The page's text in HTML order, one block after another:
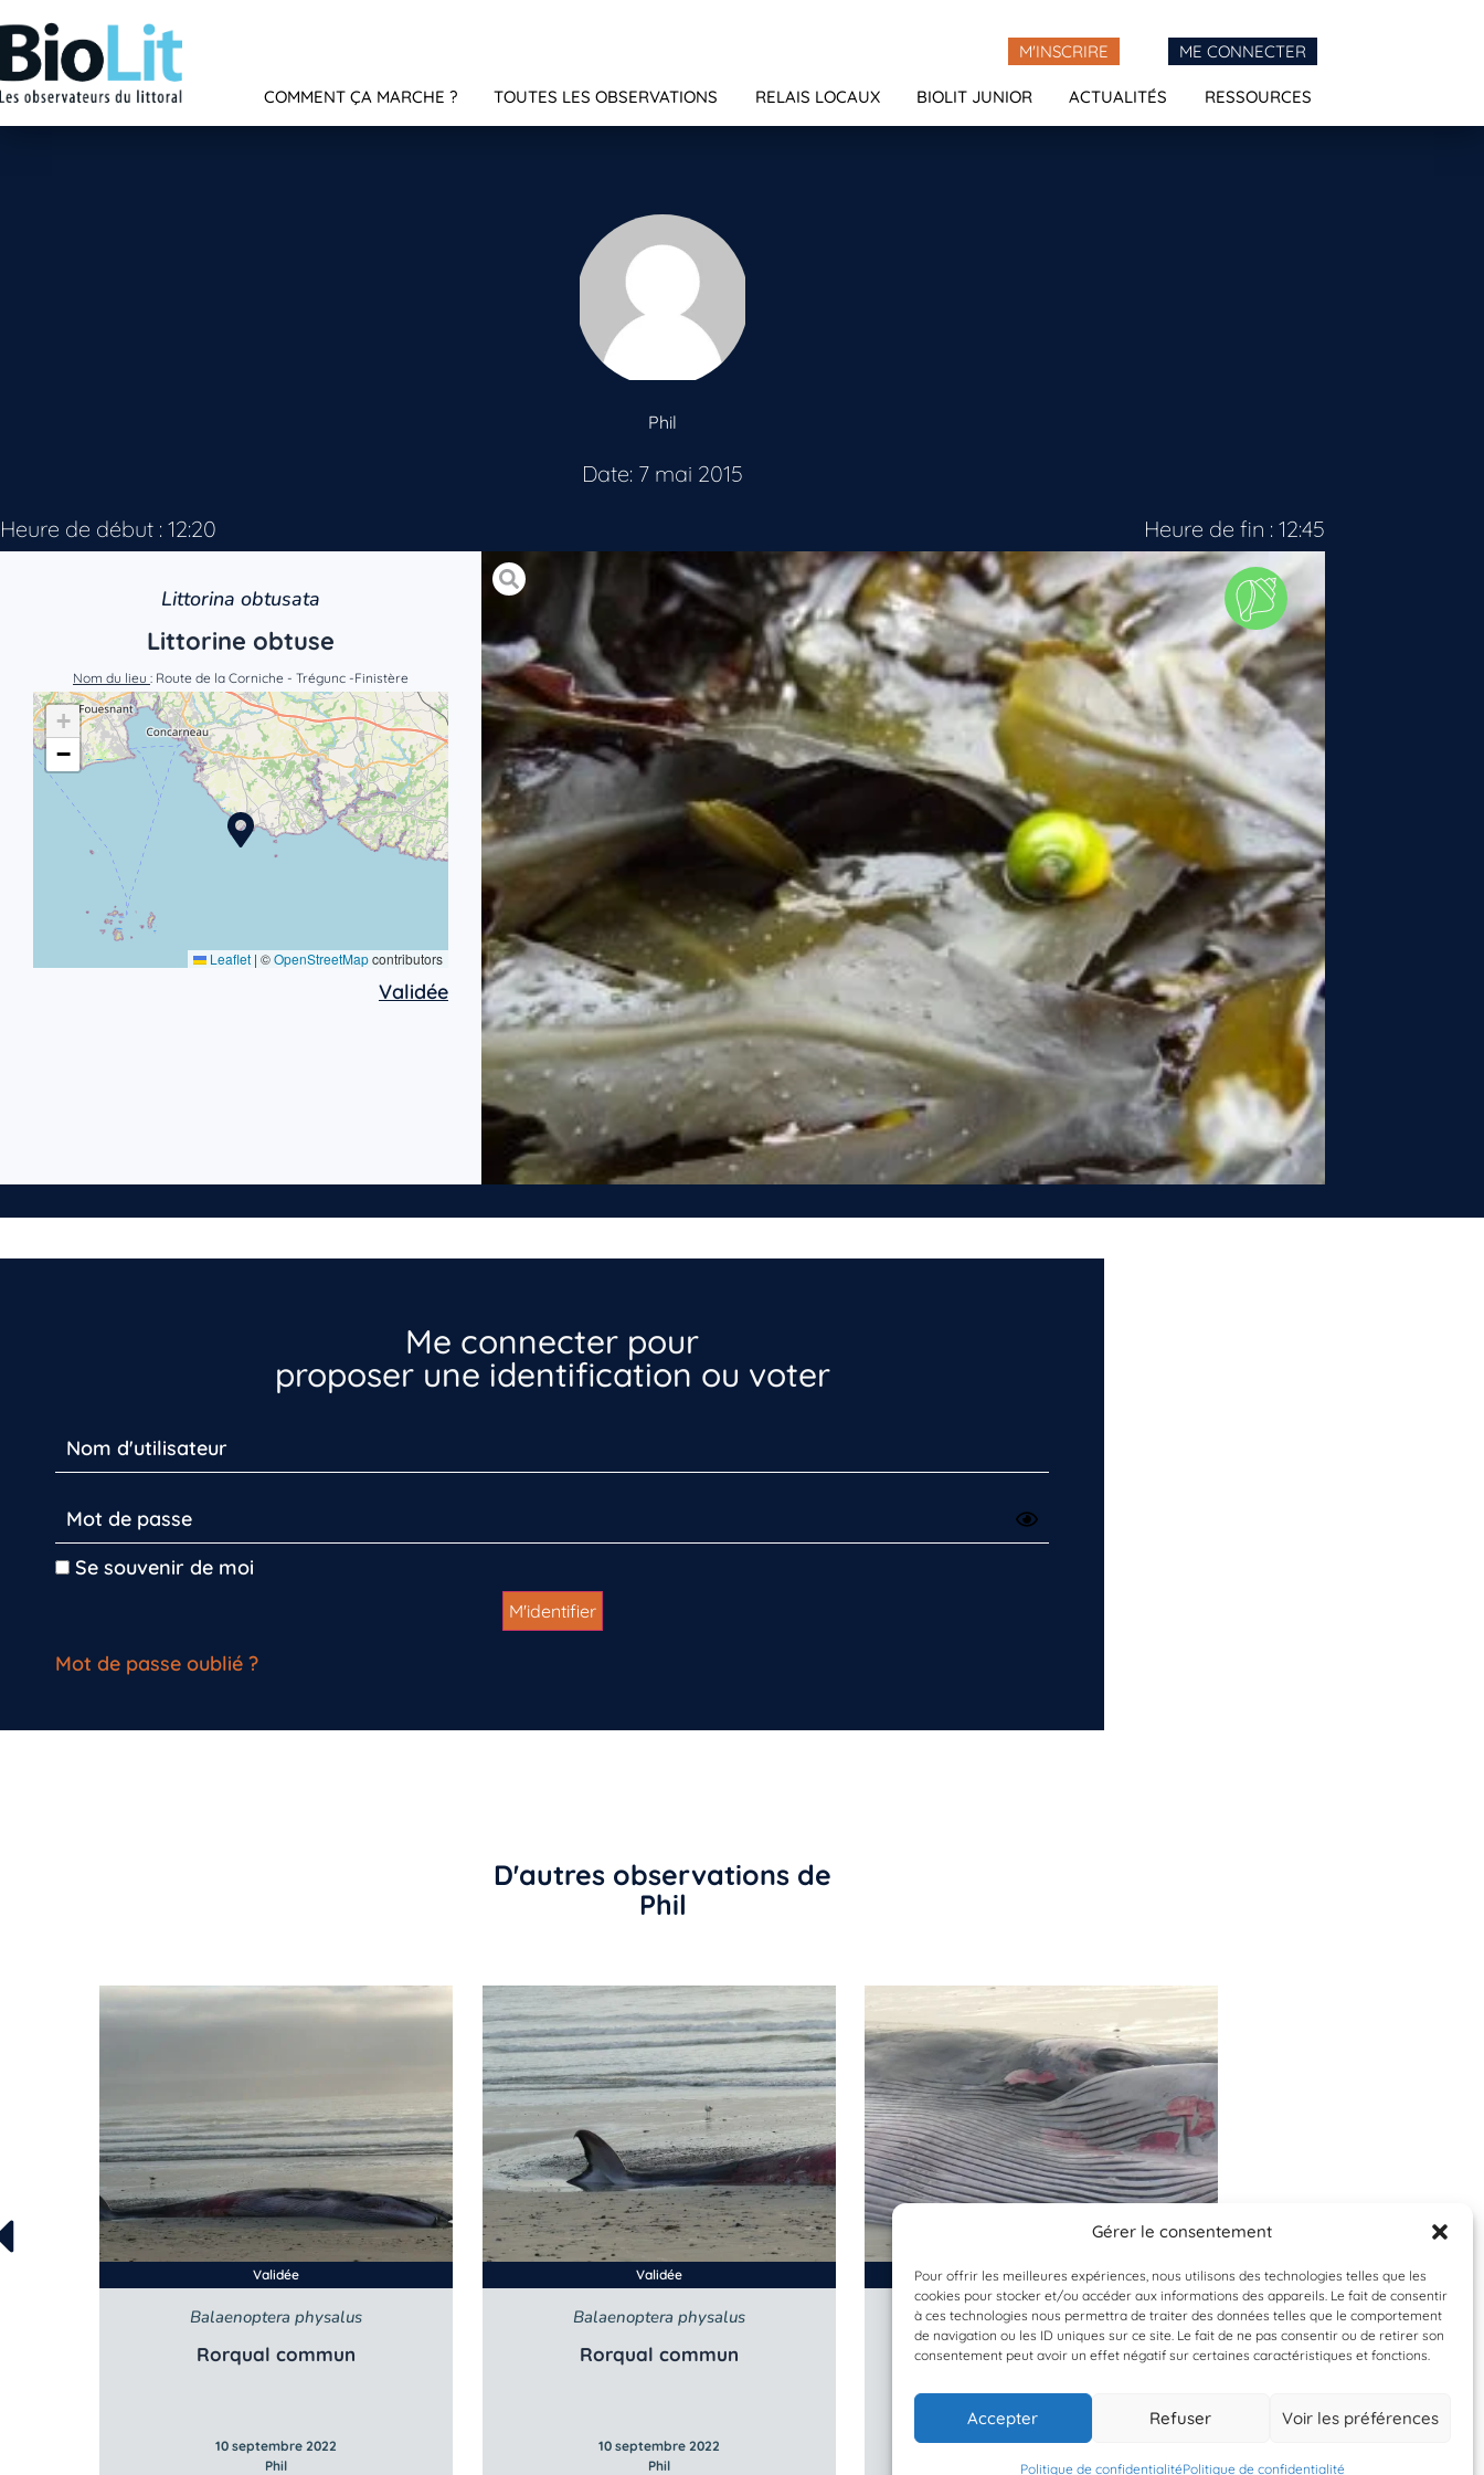
Gérer le consentement
Pour offrir les meilleures expériences, nous utilisons des technologies telles que les
cookies pour stocker et/ou accéder aux informations des appareils. Le fait de consentir
à ces technologies nous permettra de traiter des données telles que le comportement
de navigation ou les ID uniques sur ce site. Le fait de ne pas consentir ou de retirer son
consentement peut avoir un effet négatif sur certaines caractéristiques et fonctions.
Accepter Refuser Voir les préférences
Politique de confidentialitéPolitique de confidentialité
M'INSCRIRE ME CONNECTER
COMMENT ÇA MARCHE ? TOUTES LES OBSERVATIONS RELAIS LOCAUX BIOLIT JUNIOR ACTUALITÉS RESSOURCES
Phil
Date: 7 mai 2015
Heure de début : 12:20
Heure de fin : 12:45
Littorina obtusata
Littorine obtuse
Nom du lieu : Route de la Corniche - Trégunc -Finistère
+
−
Leaflet | ©OpenStreetMapcontributors
Validée
Me connecter pour
proposer une identification ou voter
Se souvenir de moi
Mot de passe oublié ?
D'autres observations de
Phil
Validée
Balaenoptera physalus
Rorqual commun
10 septembre 2022
Phil
Validée
Balaenoptera physalus
Rorqual commun
10 septembre 2022
Phil
Validée
Balaenoptera physalus
Rorqual commun
10 septembre 2022
Phil
Validée
Balaenoptera
Rorqual